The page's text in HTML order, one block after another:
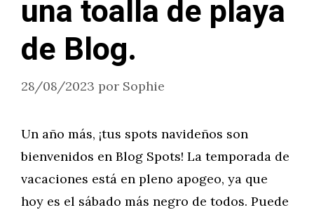
una toalla de playa
de Blog.
28/08/2023 por Sophie
Un año más, ¡tus spots navideños son
bienvenidos en Blog Spots! La temporada de
vacaciones está en pleno apogeo, ya que
hoy es el sábado más negro de todos. Puede